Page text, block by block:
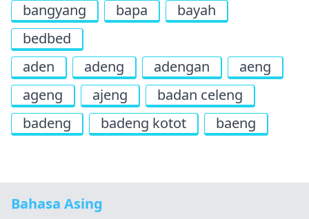
bangyang
bapa
bayah
bedbed
aden
adeng adengan
aeng
ageng
ajeng
badan celeng
badeng
badeng kotot baeng
Bahasa Asing